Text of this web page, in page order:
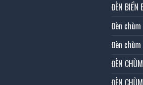
ĐÈN BIỂN
Đèn chùm
Đèn chùm
ĐÈN
ĐÈN